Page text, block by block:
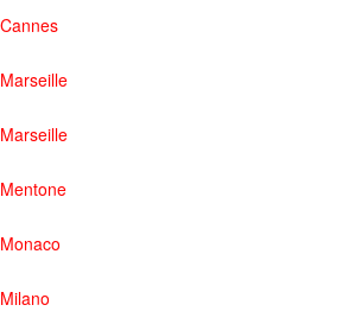
Cannes
Marseille
Marseille
Mentone
Monaco
Milano